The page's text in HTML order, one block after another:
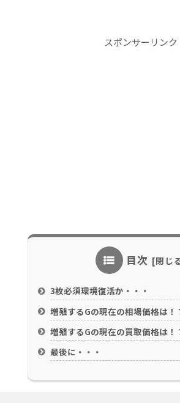
スポンサーリンク
目次
3枚必須環境復活か・・・
増殖するGの現在の相場価格は！
増殖するGの現在の買取価格は！
最後に・・・